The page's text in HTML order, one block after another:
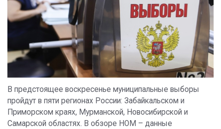
В предстоящее воскресенье муниципальные выборы
пройдут в пяти регионах России: Забайкальском и
Приморском краях, Мурманской, Новосибирской и
Самарской областях. В обзоре НОМ – данные